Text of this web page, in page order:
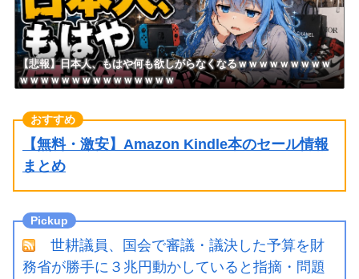
【悲報】日本人、もはや何も欲しがらなくなるｗｗｗｗｗｗｗｗｗ
ｗｗｗｗｗｗｗｗｗｗｗｗｗｗｗ
【無料・激安】Amazon Kindle本のセール情報
まとめ
世耕議員、国会で審議・議決した予算を財
務省が勝手に３兆円動かしていると指摘・問題